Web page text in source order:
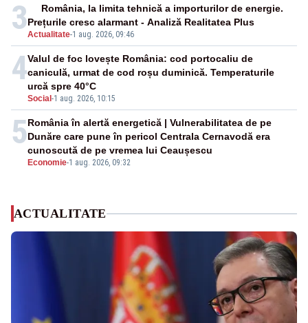
3Actualitate-1 aug. 2026, 09:46
România, la limita tehnică a importurilor de energie.
Prețurile cresc alarmant - Analiză Realitatea Plus
4
Social -1 aug. 2026, 10:15
Valul de foc lovește România: cod portocaliu de
caniculă, urmat de cod roșu duminică. Temperaturile
urcă spre 40°C
5
Economie-1 aug. 2026, 09:32
România în alertă energetică | Vulnerabilitatea de pe
Dunăre care pune în pericol Centrala Cernavodă era
cunoscută de pe vremea lui Ceaușescu
ACTUALITATE